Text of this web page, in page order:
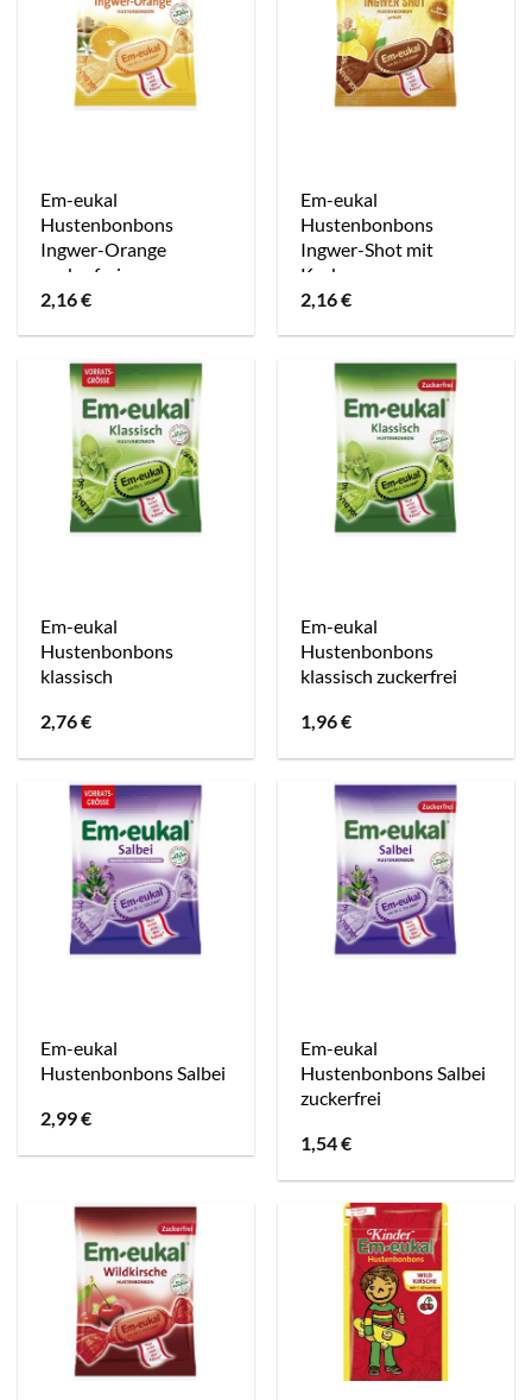
Em-eukal
Hustenbonbons
Ingwer-Orange
zuckerfrei
2,16€
Em-eukal
Hustenbonbons
Ingwer-Shot mit
Kurkuma
2,16€
Em-eukal
Hustenbonbons
klassisch
2,76€
Em-eukal
Hustenbonbons
klassisch zuckerfrei
1,96€
Em-eukal
Hustenbonbons Salbei
2,99€
Em-eukal
Hustenbonbons Salbei
zuckerfrei
1,54€